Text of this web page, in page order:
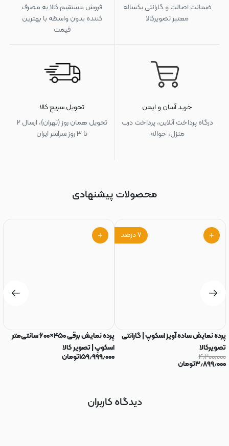
ضمانت اصالت و گارانتی یکساله
معتبر تصویرکالا
فروش مستقیم کالا به مصرف
کننده بدون واسطه با بهترین
قیمت
خرید آسان و ایمن
درگاه پرداخت آنلاین، پرداخت درب
منزل، حواله
تحویل سریع کالا
تحویل همان روز (تهران)، ارسال ۲
تا ۳ روز سراسر ایران
محصولات پیشنهادی
۷درصد
پرده نمایش ساده آویز اسکوپ | گارانتی
تصویرکالا
۴٫۲۰۰٫۰۰۰
۳٫۸۹۹٫۰۰۰تومان
پرده نمایش برقی ۴۵۰×۶۰۰ سانتی‌متر
اسکوپ | تصویر کالا
۱۵۹٫۹۹۹٫۰۰۰تومان
دیدگاه کاربران